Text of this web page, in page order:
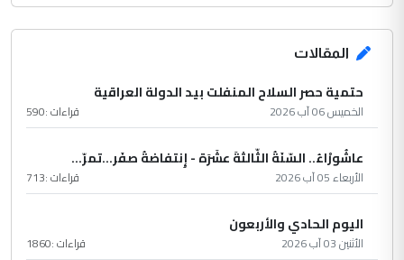
المقالات
حتمية حصر السلاح المنفلت بيد الدولة العراقية
الخميس 06 آب 2026 قراءات :590
عاشُورْاءُ.. السّنَةُ الثّالثةَ عشَرَة - إِنتفاضةُ صفَر…تمرّ...
الأربعاء 05 آب 2026 قراءات :713
اليوم الحادي والأربعون
الأثنين 03 آب 2026 قراءات :1860